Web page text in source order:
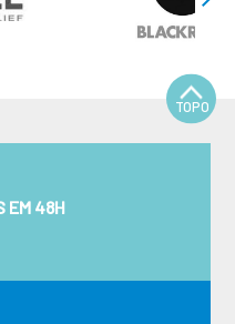
TOPO
EM 48H